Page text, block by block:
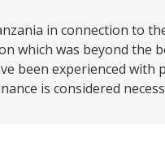
in connection to
which was beyond
been experienced
is considered